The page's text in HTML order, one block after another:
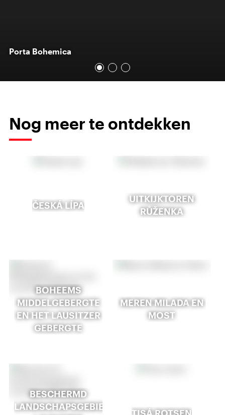
Porta Bohemica
Nog meer te ontdekken
ČESKÁ LÍPA
UITKIJKTOREN
RŮŽENKA
BOHEEMS
MIDDELGEBERGTE
EN HET LAUSITZER
GEBERGTE
MEREN MILADA EN
MOST
BESCHERMD
LANDSCHAPSGEBIED